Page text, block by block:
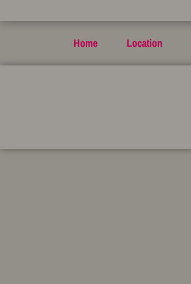
Home Location